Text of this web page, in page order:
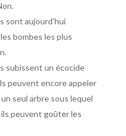
sont aujourd’hui
bombes les plus
subissent un écocide
peuvent encore appeler
seul arbre sous lequel
peuvent goûter les